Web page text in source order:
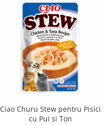
Ciao Churu Stew pentru Pisici
cu Pui si Ton